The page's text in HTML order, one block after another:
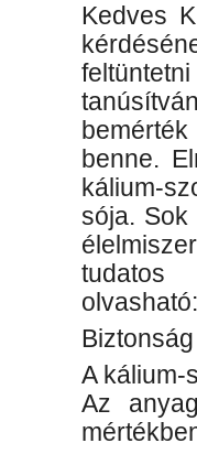
Kedves
benne.
kálium-
sója. Sok
tudatos
olvasható:
Biztonság
A kálium-
Az